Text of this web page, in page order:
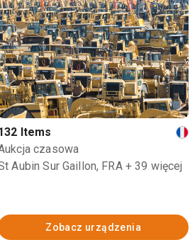
Items
czasowa
Aubin Sur Gaillon, FRA + 39 więcej
Zobacz urządzenia